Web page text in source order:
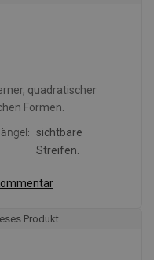
quadratischer
Formen.
sichtbare
Streifen.
Produkt